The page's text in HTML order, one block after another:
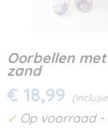
Oorbellen
zand
€ 18,99
✓ Op voorraad -